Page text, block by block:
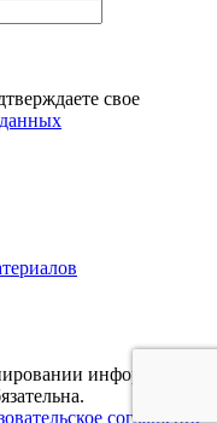
свое
информации -
соглашение